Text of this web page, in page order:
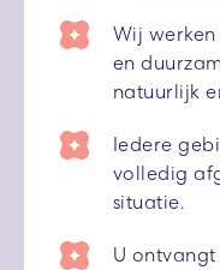
Wij
en
natuurlijk
Iedere
volledig
situatie.
U